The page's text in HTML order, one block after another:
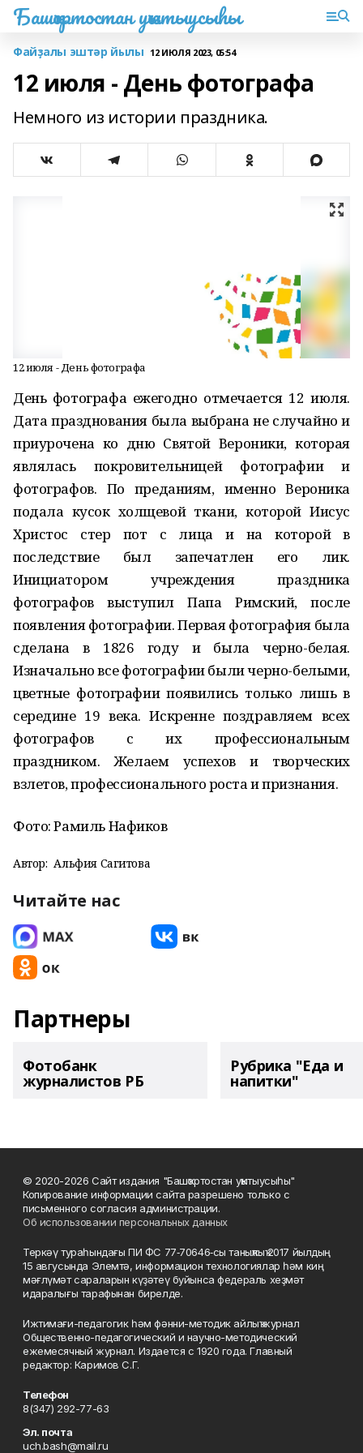
Башҡортостан уҡытыусыһы
Файҙалы эштәр йылы 12 ИЮЛЯ 2023, 05:54
12 июля - День фотографа
Немного из истории праздника.
12 июля - День фотографа
День фотографа ежегодно отмечается 12 июля.
Дата празднования была выбрана не случайно и
приурочена ко дню Святой Вероники, которая
являлась покровительницей фотографии и
фотографов. По преданиям, именно Вероника
подала кусок холщевой ткани, которой Иисус
Христос стер пот с лица и на которой в
последствие был запечатлен его лик.
Инициатором учреждения праздника
фотографов выступил Папа Римский, после
появления фотографии. Первая фотография была
сделана в 1826 году и была черно-белая.
Изначально все фотографии были черно-белыми,
цветные фотографии появились только лишь в
середине 19 века. Искренне поздравляем всех
фотографов с их профессиональным
праздником. Желаем успехов и творческих
взлетов, профессионального роста и признания.
Фото: Рамиль Нафиков
Автор: Альфия Сагитова
Читайте нас
Партнеры
Фотобанк
журналистов РБ
Рубрика "Еда и
напитки"
© 2020-2026 Сайт издания "Башҡортостан уҡытыусыһы"
Копирование информации сайта разрешено только с
письменного согласия администрации.
Об использовании персональных данных
Теркәү тураһындағы ПИ ФС 77‑70646‑сы таныҡлыҡ 2017 йылдың
15 авгусында Элемтә, информацион технологиялар һәм киң
мәғлүмәт сараларын күҙәтеү буйынса федераль хеҙмәт
идаралығы тарафынан бирелде.
Ижтимағи-педагогик һәм фәнни-методик айлыҡ журнал
Общественно-педагогический и научно-методический
ежемесячный журнал. Издается с 1920 года. Главный
редактор: Каримов С.Г.
Телефон
8(347) 292-77-63
Эл. почта
uch.bash@mail.ru